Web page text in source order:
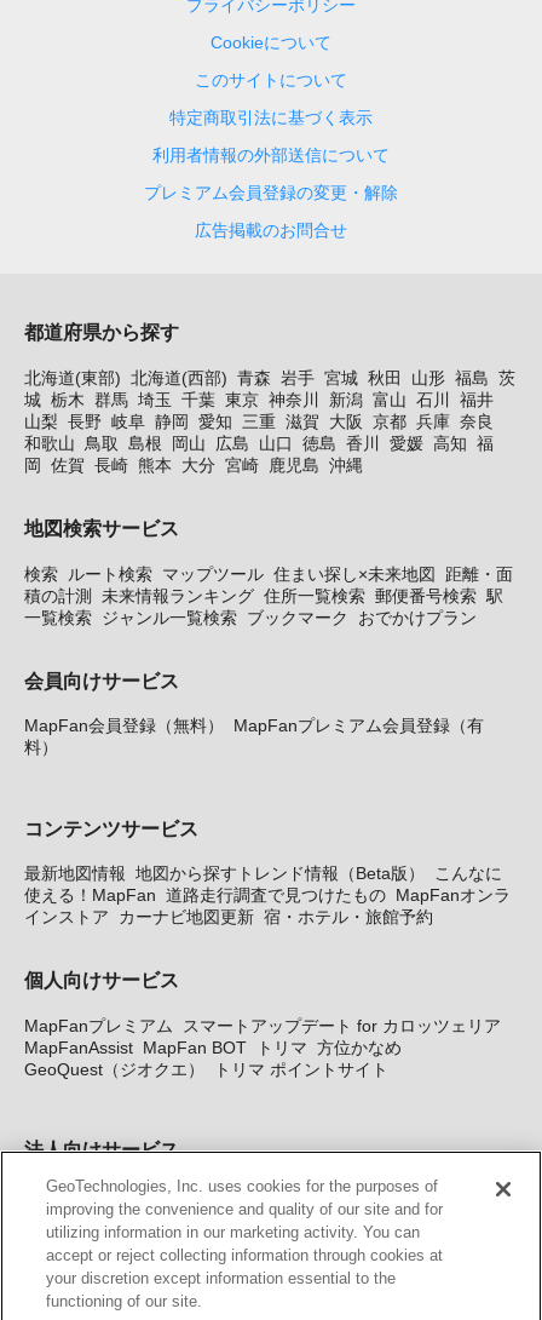
プライバシーポリシー
Cookieについて
このサイトについて
特定商取引法に基づく表示
利用者情報の外部送信について
プレミアム会員登録の変更・解除
広告掲載のお問合せ
都道府県から探す
北海道(東部) 北海道(西部) 青森 岩手 宮城 秋田 山形 福島 茨
城 栃木 群馬 埼玉 千葉 東京 神奈川 新潟 富山 石川
福井
山梨 長野 岐阜 静岡 愛知 三重 滋賀 大阪 京都 兵庫 奈良
和歌山
鳥取 島根 岡山 広島 山口 徳島 香川 愛媛 高知 福
岡
佐賀 長崎 熊本 大分 宮崎 鹿児島 沖縄
地図検索サービス
検索 ルート検索 マップツール 住まい探し×未来地図
距離・面
積の計測 未来情報ランキング 住所一覧検索 郵便番号検索 駅
一覧検索 ジャンル一覧検索 ブックマーク おでかけプラン
会員向けサービス
MapFan会員登録（無料）
MapFanプレミアム会員登録（有
料）
コンテンツサービス
最新地図情報 地図から探すトレンド情報（Beta版）
こんなに
使える！MapFan 道路走行調査で見つけたもの MapFanオンラ
インストア
カーナビ地図更新 宿・ホテル・旅館予約
個人向けサービス
MapFanプレミアム
スマートアップデート for カロッツェリア
MapFanAssist MapFan BOT トリマ 方位かなめ
GeoQuest（ジオクエ）
トリマ ポイントサイト
法人向けサービス
法人向け地図・位置情報サービス WEBサイト・システム向け地
図API Windows PC向け地図開発キット MapFan DB 住所確認
サービス
MAP WORLD+ トリマ広告 Geo-Research
GeoTechnologies, Inc. uses cookies for the purposes of
improving the convenience and quality of our site and for
utilizing information in our marketing activity. You can
accept or reject collecting information through cookies at
your discretion except information essential to the
functioning of our site.